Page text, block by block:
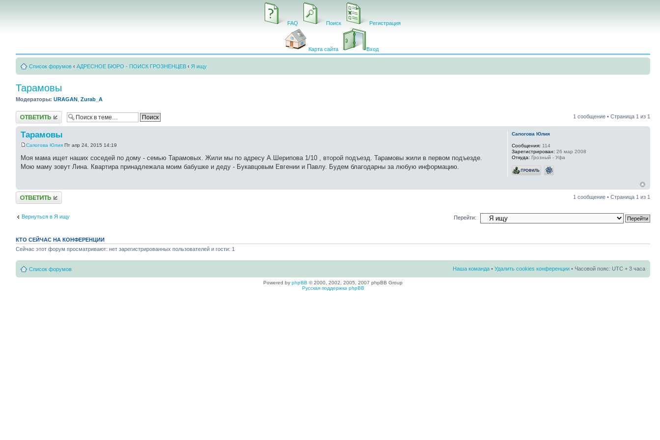
FAQ Поиск Регистрация
Карта сайта Вход
Список форумов ‹ АДРЕСНОЕ БЮРО - ПОИСК ГРОЗНЕНЦЕВ ‹ Я ищу
Тарамовы
Модераторы: URAGAN Zurab_A
Ответить 1 сообщение • Страница 1 из 1
Тарамовы
Сапогова Юлия Пт апр 24, 2015 14:19
Моя мама ищет наших соседей по дому - семью Тарамовых. Жили мы по адресу А.Шерипова 1/10 , второй подъезд. Тарамовы жили в первом подъезде.
Мою маму зовут Лина. Квартира принадлежала моим бабушке и деду - Букавцовым Евгении и Павлу. Будем благодарны за любую информацию.
Сапогова Юлия
Сообщения: 114
Зарегистрирован: 26 мар 2008
Откуда: Грозный - Уфа
Ответить 1 сообщение • Страница 1 из 1
Вернуться в Я ищу Перейти:
КТО СЕЙЧАС НА КОНФЕРЕНЦИИ
Сейчас этот форум просматривают: нет зарегистрированных пользователей и гости: 1
Список форумов Наша команда • Удалить cookies конференции • Часовой пояс: UTC + 3 часа
Powered by phpBB © 2000, 2002, 2005, 2007 phpBB Group
Русская поддержка phpBB